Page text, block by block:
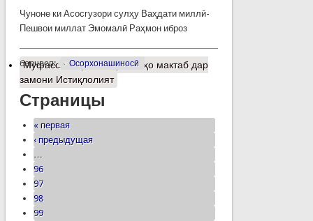
Чуноне ки Асосгузори сулҳу Ваҳдати миллӣ-
Пешвои миллат Эмомалӣ Раҳмон иброз
барчасп: Осорхонашиносӣ
Муфассалтаро Осорхонаҳо мактаб дар
замони Истиқлолият
Страницы
« первая
‹ предыдущая
…
96
97
98
99